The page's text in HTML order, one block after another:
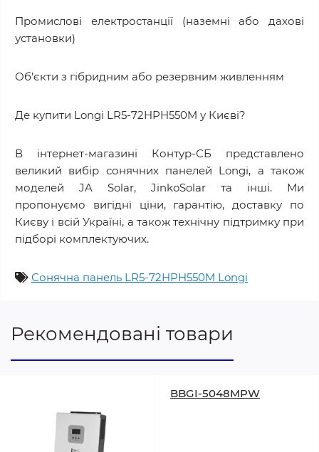
Промислові електростанції (наземні або дахові
установки)
Об’єкти з гібридним або резервним живленням
Де купити Longi LR5-72HPH550M у Києві?
В інтернет-магазині Контур-СБ представлено
великий вибір сонячних панелей Longi, а також
моделей JA Solar, JinkoSolar та інші. Ми
пропонуємо вигідні ціни, гарантію, доставку по
Києву і всій Україні, а також технічну підтримку при
підборі комплектуючих.
Сонячна панель LR5-72HPH550M Longi
Рекомендовані товари
BBGI-5048MPW